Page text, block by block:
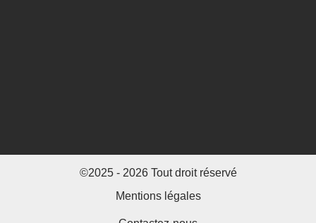
©2025 - 2026 Tout droit réservé
Mentions légales